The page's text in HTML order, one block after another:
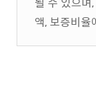
액, 보증비